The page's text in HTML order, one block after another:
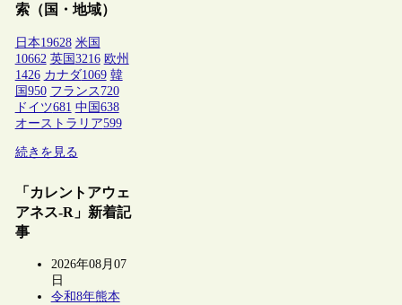
索（国・地域）
日本19628 米国
10662 英国3216 欧州
1426 カナダ1069 韓
国950 フランス 720
ドイツ681 中国638
オーストラリア599
続きを見る
「カレントアウェ
アネス-R」新着記
事
2026年08月07
日
令和8年熊本